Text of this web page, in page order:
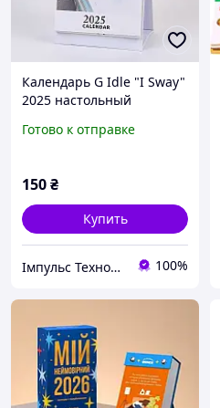
Календарь G Idle "I Sway"
2025 настольный
Готово к отправке
150₴
Купить
Імпульс Технологій 100%